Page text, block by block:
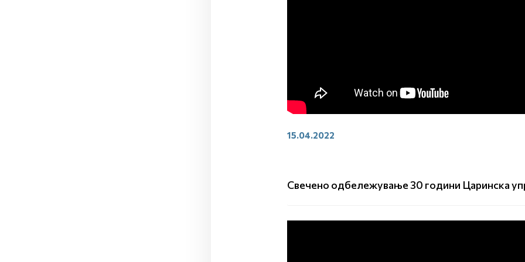
15.04.2022
Свечено одбележување 30 години Царинска